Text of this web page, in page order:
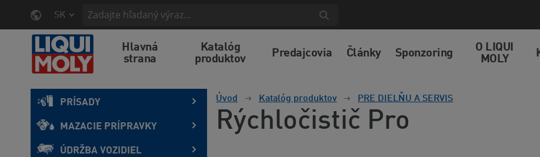
SK
Hlavná
strana
Katalóg
produktov
Predajcovia Články Sponzoring
O LIQUI
MOLY
PRÍSADY
MAZACIE PRÍPRAVKY
ÚDRŽBA VOZIDIEL
Úvod Katalóg produktov PRE DIELŇU A SERVIS
Rýchločistič Pro